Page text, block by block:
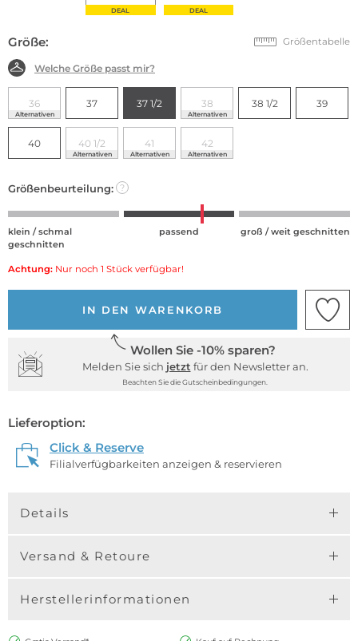
DEAL DEAL
Größe: Größentabelle
Welche Größe passt mir?
36
Alternativen
37 37 1/2 38
Alternativen
38 1/2 39
40 40 1/2
Alternativen
41
Alternativen
42
Alternativen
Größenbeurteilung: ?
klein / schmal
geschnitten
passend groß / weit geschnitten
Achtung: Nur noch 1 Stück verfügbar!
IN DEN WARENKORB
Wollen Sie -10% sparen?
Melden Sie sich jetzt für den Newsletter an.
Beachten Sie die Gutscheinbedingungen.
Lieferoption:
Click & Reserve
Filialverfügbarkeiten anzeigen & reservieren
Details
Versand & Retoure
Herstellerinformationen